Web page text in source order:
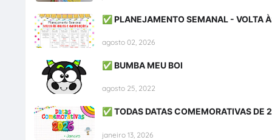
✅ PLANEJAMENTO SEMANAL - VOLTA
agosto 02, 2026
✅ BUMBA MEU BOI
agosto 25, 2022
✅ TODAS DATAS COMEMORATIVAS DE
janeiro 13, 2026